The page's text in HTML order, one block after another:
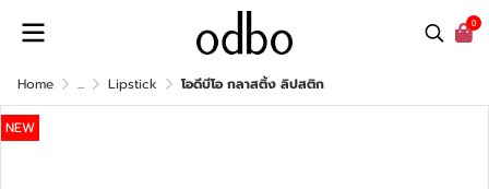
0
Home ... Lipstick โอดีบีโอ กลาสติ้ง ลิปสติก
NEW